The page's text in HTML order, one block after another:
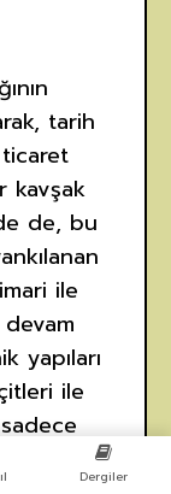
tarih
kavşak
de, bu
ile
yapıları
ile
Dergiler